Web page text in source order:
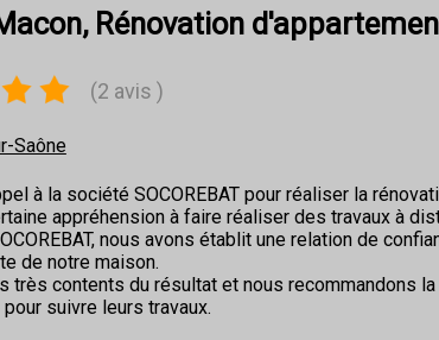
Rénovation
(2 avis )
Saône
à la société SOCOREBAT pour réaliser la
appréhension à faire réaliser des travaux à
nous avons établit une relation de
de notre maison.
très contents du résultat et nous recommandons
suivre leurs travaux.